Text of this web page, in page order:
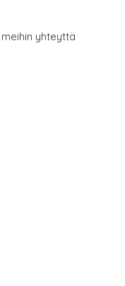
yhteyttä